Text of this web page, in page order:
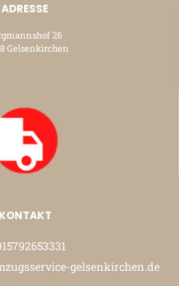
ADRESSE
26
Gelsenkirchen
KONTAKT
gelsenkirchen.de